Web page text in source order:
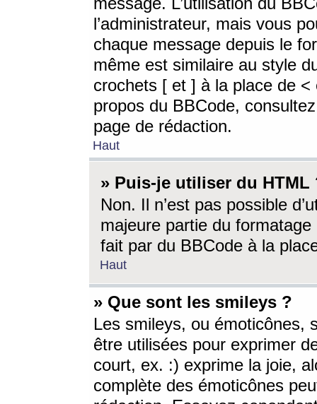
l’administrateur, mais vous
chaque message depuis le
même est similaire au style
crochets [ et ] à la place de <
propos du BBCode,
page de rédaction.
Haut
» Puis-je utiliser du HTML
Non. Il n’est pas possible
majeure partie du
fait par du BBCode à la
Haut
» Que sont les smileys ?
Les smileys, ou émoticônes,
être utilisées pour exprimer
court, ex. :) exprime la joie,
complète des émoticônes